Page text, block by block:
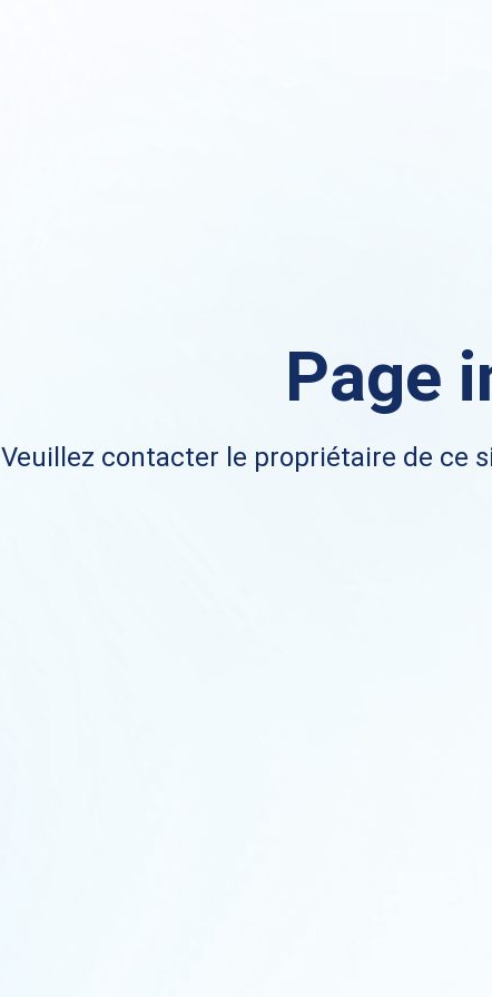
Page
Veuillez contacter le propriétaire de ce